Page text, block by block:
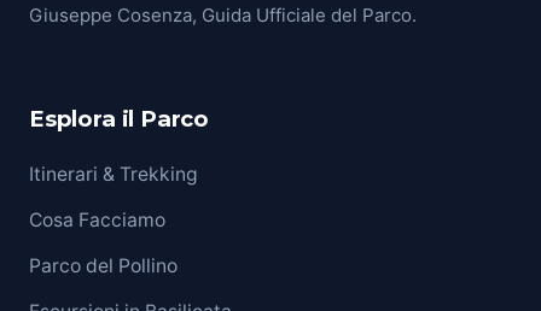
Giuseppe Cosenza, Guida Ufficiale del Parco.
Esplora il Parco
Itinerari & Trekking
Cosa Facciamo
Parco del Pollino